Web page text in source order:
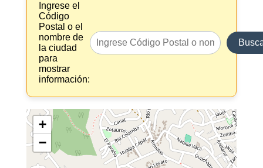
Ingrese el
Código
Postal o el
nombre de
la ciudad
para
mostrar
información:
+
−